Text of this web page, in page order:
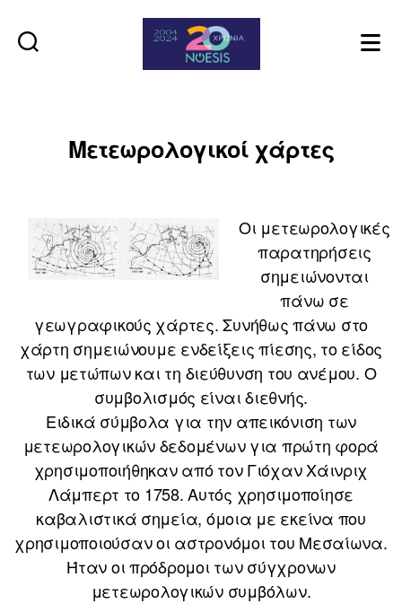
Μετεωρολογικοί χάρτες
Οι μετεωρολογικές
παρατηρήσεις
σημειώνονται
πάνω σε
γεωγραφικούς χάρτες. Συνήθως πάνω στο
χάρτη σημειώνουμε ενδείξεις πίεσης, το είδος
των μετώπων και τη διεύθυνση του ανέμου. Ο
συμβολισμός είναι διεθνής.
Ειδικά σύμβολα για την απεικόνιση των
μετεωρολογικών δεδομένων για πρώτη φορά
χρησιμοποιήθηκαν από τον Γιόχαν Χάινριχ
Λάμπερτ το 1758. Αυτός χρησιμοποίησε
καβαλιστικά σημεία, όμοια με εκείνα που
χρησιμοποιούσαν οι αστρονόμοι του Μεσαίωνα.
Ήταν οι πρόδρομοι των σύγχρονων
μετεωρολογικών συμβόλων.